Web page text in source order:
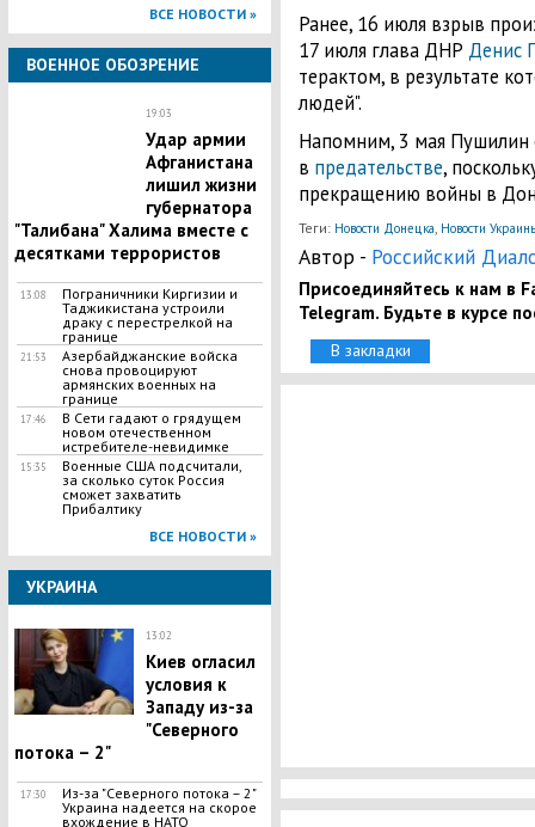
ВСЕ НОВОСТИ »
ВОЕННОЕ ОБОЗРЕНИЕ
19:03
Удар армии
Афганистана
лишил жизни
губернатора
"Талибана" Халима вместе с
десятками террористов
13:08
Пограничники Киргизии и
Таджикистана устроили
драку с перестрелкой на
границе
21:53
Азербайджанские войска
снова провоцируют
армянских военных на
границе
17:46
В Сети гадают о грядущем
новом отечественном
истребителе-невидимке
15:35
Военные США подсчитали,
за сколько суток Россия
сможет захватить
Прибалтику
ВСЕ НОВОСТИ »
УКРАИНА
13:02
Киев огласил
условия к
Западу из-за
"Северного
потока – 2"
17:30
Из-за "Северного потока – 2"
Украина надеется на скорое
вхождение в НАТО
Ранее, 16 июля взрыв
17 июля глава ДНР Денис
терактом, в результате
людей".
Напомним, 3 мая Пушилин
в предательстве,
прекращению войны в
Теги: Новости Донецка, Новости
Автор - Российский
Присоединяйтесь к нам в
Telegram. Будьте в курсе
В закладки